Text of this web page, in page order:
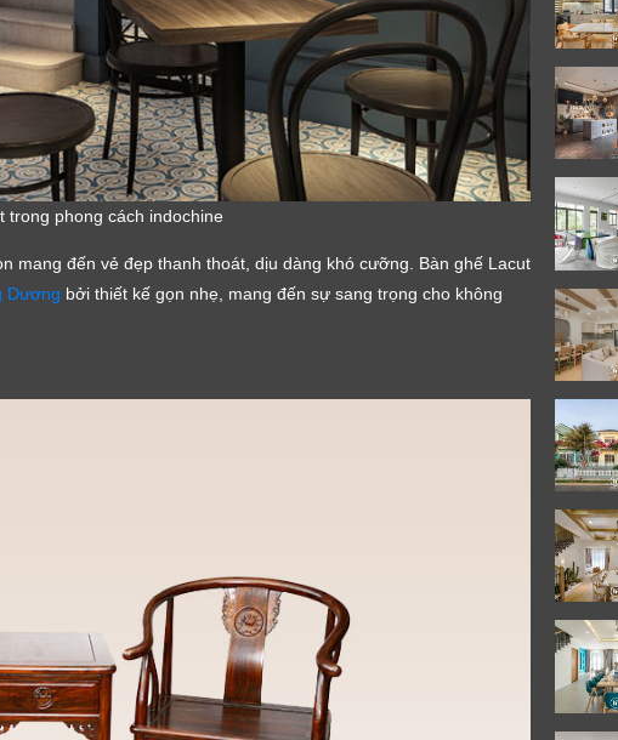
trong phong cách indochine
mang đến vẻ đẹp thanh thoát, dịu dàng khó cưỡng. Bàn ghế Lacut
Dương bởi thiết kế gọn nhẹ, mang đến sự sang trọng cho không
liên hệ lại trong thời gian sớm nhất